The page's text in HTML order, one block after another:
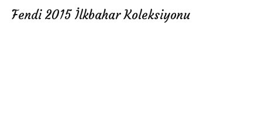
Fendi 2015 İlkbahar Koleksiyonu